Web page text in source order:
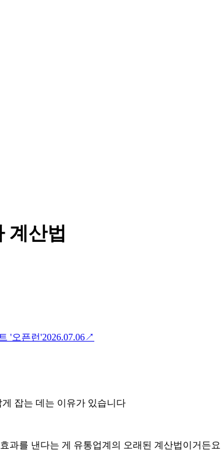
계산법
'오픈런'2026.07.06↗
잡는 데는 이유가 있습니다
과를 낸다는 게 유통업계의 오래된 계산법이거든요